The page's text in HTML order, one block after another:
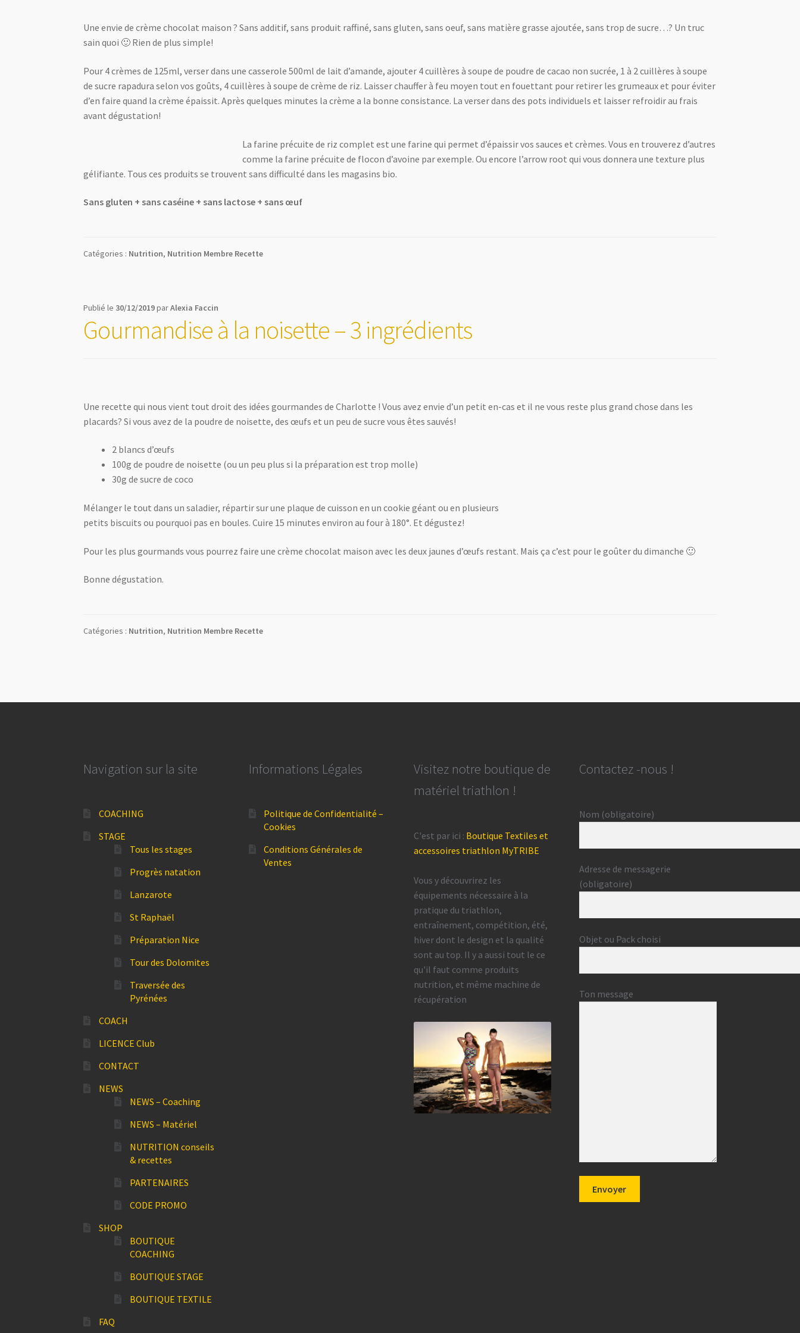
Une envie de crème chocolat maison ? Sans additif, sans produit raffiné, sans gluten, sans oeuf, sans matière grasse ajoutée, sans trop de sucre…? Un truc
sain quoi 🙂 Rien de plus simple!
Pour 4 crèmes de 125ml, verser dans une casserole 500ml de lait d’amande, ajouter 4 cuillères à soupe de poudre de cacao non sucrée, 1 à 2 cuillères à soupe
de sucre rapadura selon vos goûts, 4 cuillères à soupe de crème de riz. Laisser chauffer à feu moyen tout en fouettant pour retirer les grumeaux et pour éviter
d’en faire quand la crème épaissit. Après quelques minutes la crème a la bonne consistance. La verser dans des pots individuels et laisser refroidir au frais
avant dégustation!
La farine précuite de riz complet est une farine qui permet d’épaissir vos sauces et crèmes. Vous en trouverez d’autres
comme la farine précuite de flocon d’avoine par exemple. Ou encore l’arrow root qui vous donnera une texture plus
gélifiante. Tous ces produits se trouvent sans difficulté dans les magasins bio.
Sans gluten + sans caséine + sans lactose + sans œuf
Catégories : Nutrition, Nutrition Membre Recette
Publié le 30/12/2019parAlexia Faccin
Gourmandise à la noisette – 3 ingrédients
Une recette qui nous vient tout droit des idées gourmandes de Charlotte ! Vous avez envie d’un petit en-cas et il ne vous reste plus grand chose dans les
placards? Si vous avez de la poudre de noisette, des œufs et un peu de sucre vous êtes sauvés!
2 blancs d’œufs
100g de poudre de noisette (ou un peu plus si la préparation est trop molle)
30g de sucre de coco
Mélanger le tout dans un saladier, répartir sur une plaque de cuisson en un cookie géant ou en plusieurs
petits biscuits ou pourquoi pas en boules. Cuire 15 minutes environ au four à 180°. Et dégustez!
Pour les plus gourmands vous pourrez faire une crème chocolat maison avec les deux jaunes d’œufs restant. Mais ça c’est pour le goûter du dimanche 🙂
Bonne dégustation.
Catégories : Nutrition, Nutrition Membre Recette
Navigation sur la site
COACHING
STAGE
Tous les stages
Progrès natation
Lanzarote
St Raphaël
Préparation Nice
Tour des Dolomites
Traversée des
Pyrénées
COACH
LICENCE Club
CONTACT
NEWS
NEWS – Coaching
NEWS – Matériel
NUTRITION conseils
& recettes
PARTENAIRES
CODE PROMO
SHOP
BOUTIQUE
COACHING
BOUTIQUE STAGE
BOUTIQUE TEXTILE
FAQ
Informations Légales
Politique de Confidentialité –
Cookies
Conditions Générales de
Ventes
Visitez notre boutique de
matériel triathlon !
C'est par ici : Boutique Textiles et
accessoires triathlon MyTRIBE
Vous y découvrirez les
équipements nécessaire à la
pratique du triathlon,
entraînement, compétition, été,
hiver dont le design et la qualité
sont au top. Il y a aussi tout le ce
qu'il faut comme produits
nutrition, et même machine de
récupération
Contactez -nous !
Nom (obligatoire)
Adresse de messagerie
(obligatoire)
Objet ou Pack choisi
Ton message